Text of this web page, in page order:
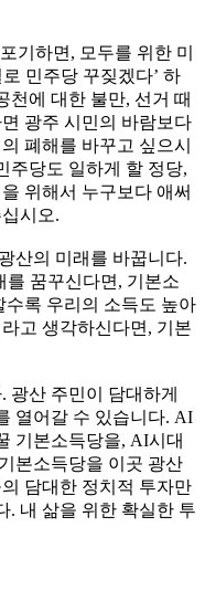
기하면, 모두를 위한 미
민주당 꾸짖겠다’ 하
천에 대한 불만, 선거 때
광주 시민의 바람보다
폐해를 바꾸고 싶으시
주당도 일하게 할 정당,
위해서 누구보다 애써
시오.
산의 미래를 바꿉니다.
꿈꾸신다면, 기본소
록 우리의 소득도 높아
고 생각하신다면, 기본
광산 주민이 담대하게
열어갈 수 있습니다. AI
기본소득당을, AI시대
본소득당을 이곳 광산
담대한 정치적 투자만
. 내 삶을 위한 확실한 투